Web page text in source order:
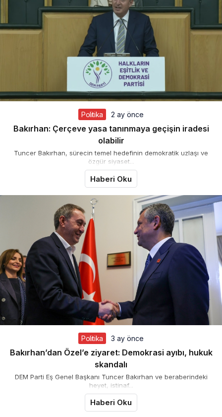
Politika 2 ay önce
Bakırhan: Çerçeve yasa tanınmaya geçişin iradesi
olabilir
Tuncer Bakırhan, sürecin temel hedefinin demokratik uzlaşı ve
özgür siyaset...
Haberi Oku
Politika 3 ay önce
Bakırhan’dan Özel’e ziyaret: Demokrasi ayıbı, hukuk
skandalı
DEM Parti Eş Genel Başkanı Tuncer Bakırhan ve beraberindeki
heyet, istinaf...
Haberi Oku